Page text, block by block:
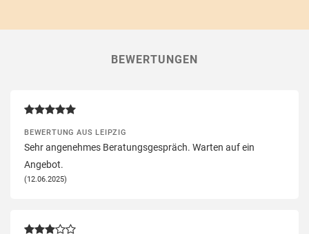
BEWERTUNGEN
BEWERTUNG AUS LEIPZIG
Sehr angenehmes Beratungsgespräch. Warten auf ein
Angebot.
(12.06.2025)